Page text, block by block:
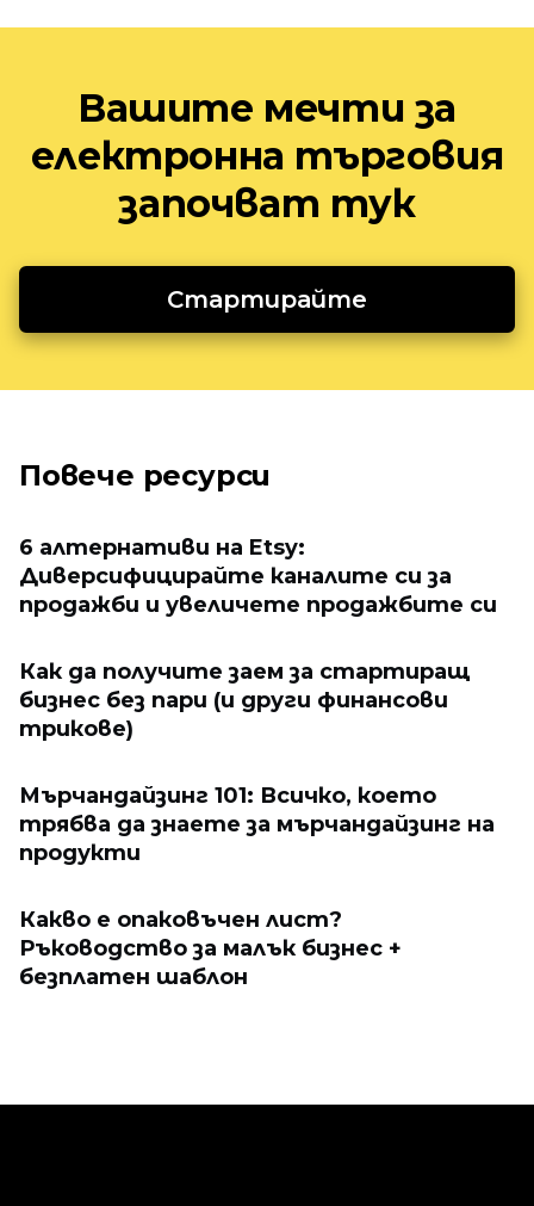
Вашите мечти за
електронна търговия
започват тук
Стартирайте
Повече ресурси
6 алтернативи на Etsy:
Диверсифицирайте каналите си за
продажби и увеличете продажбите си
Как да получите заем за стартиращ
бизнес без пари (и други финансови
трикове)
Мърчандайзинг 101: Всичко, което
трябва да знаете за мърчандайзинг на
продукти
Какво е опаковъчен лист?
Ръководство за малък бизнес +
безплатен шаблон